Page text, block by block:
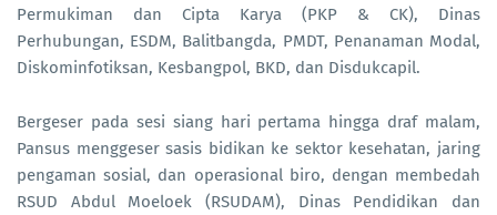
Permukiman dan Cipta Karya (PKP & CK), Dinas
Perhubungan, ESDM, Balitbangda, PMDT, Penanaman Modal,
Diskominfotiksan, Kesbangpol, BKD, dan Disdukcapil.
Bergeser pada sesi siang hari pertama hingga draf malam,
Pansus menggeser sasis bidikan ke sektor kesehatan, jaring
pengaman sosial, dan operasional biro, dengan membedah
RSUD Abdul Moeloek (RSUDAM), Dinas Pendidikan dan